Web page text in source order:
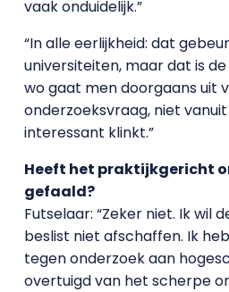
vaak onduidelijk.”
“In alle eerlijkheid: dat
universiteiten, maar dat is
wo gaat men doorgaans uit
onderzoeksvraag, niet
interessant klinkt.”
Heeft het praktijkgericht
gefaald?
Futselaar: “Zeker niet. Ik wil
beslist niet afschaffen. Ik
tegen onderzoek aan
overtuigd van het scherpe